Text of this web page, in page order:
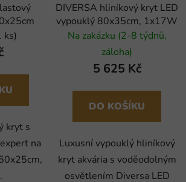
ks)
kryt s
na
DIVERSA hliníkový kryt LED
vypouklý 80x35cm, 1x17W
Na zakázku (2-8 týdnů,
záloha)
5 625 Kč
DO KOŠÍKU
Luxusní vypouklý hliníkový
kryt akvária s voděodolným
osvětlením Diversa LED